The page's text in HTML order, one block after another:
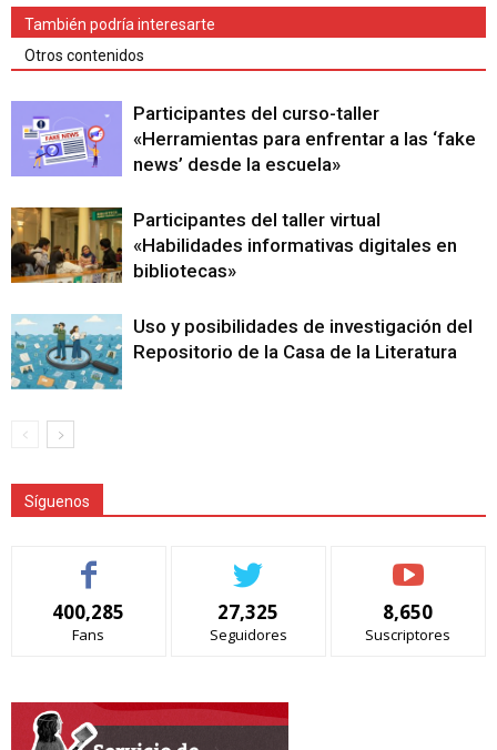
También podría interesarte
Otros contenidos
Participantes del curso-taller
«Herramientas para enfrentar a las ‘fake
news’ desde la escuela»
Participantes del taller virtual
«Habilidades informativas digitales en
bibliotecas»
Uso y posibilidades de investigación del
Repositorio de la Casa de la Literatura
Síguenos
400,285
Fans
27,325
Seguidores
8,650
Suscriptores